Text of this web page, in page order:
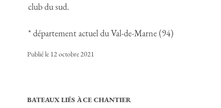
club du sud.
* département actuel du Val-de-Marne (94)
Publié le 12 octobre 2021
BATEAUX LIÉS À CE CHANTIER